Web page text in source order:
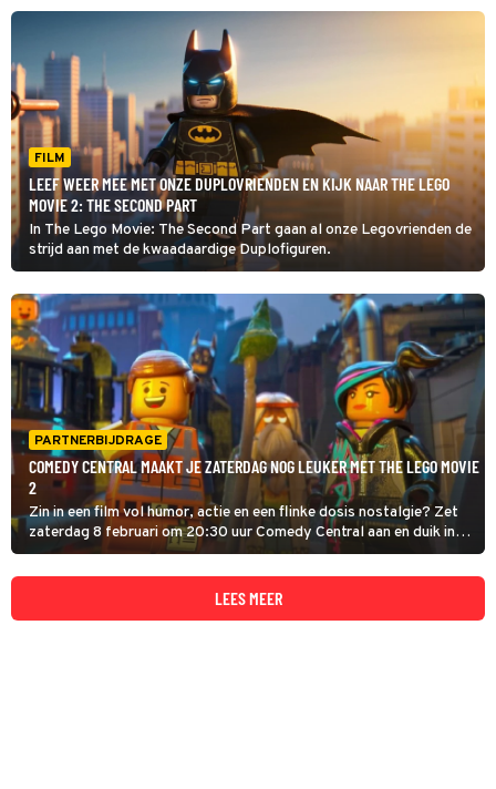
FILM
LEEF WEER MEE MET ONZE DUPLOVRIENDEN EN KIJK NAAR THE LEGO
MOVIE 2: THE SECOND PART
In The Lego Movie: The Second Part gaan al onze Legovrienden de
strijd aan met de kwaadaardige Duplofiguren.
PARTNERBIJDRAGE
COMEDY CENTRAL MAAKT JE ZATERDAG NOG LEUKER MET THE LEGO MOVIE
2
Zin in een film vol humor, actie en een flinke dosis nostalgie? Zet
zaterdag 8 februari om 20:30 uur Comedy Central aan en duik in
de kleurrijke wereld van The Lego Movie: The Second Part!
LEES MEER